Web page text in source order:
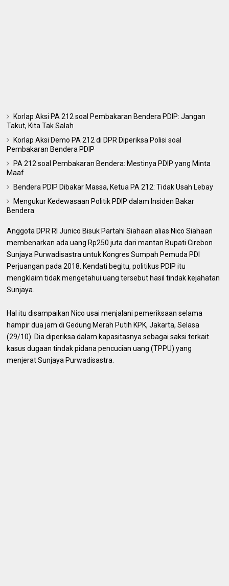
Korlap Aksi PA 212 soal Pembakaran Bendera PDIP: Jangan
Takut, Kita Tak Salah
Korlap Aksi Demo PA 212 di DPR Diperiksa Polisi soal
Pembakaran Bendera PDIP
PA 212 soal Pembakaran Bendera: Mestinya PDIP yang Minta
Maaf
Bendera PDIP Dibakar Massa, Ketua PA 212: Tidak Usah Lebay
Mengukur Kedewasaan Politik PDIP dalam Insiden Bakar
Bendera
Anggota DPR RI Junico Bisuk Partahi Siahaan alias Nico Siahaan
membenarkan ada uang Rp250 juta dari mantan Bupati Cirebon
Sunjaya Purwadisastra untuk Kongres Sumpah Pemuda PDI
Perjuangan pada 2018. Kendati begitu, politikus PDIP itu
mengklaim tidak mengetahui uang tersebut hasil tindak kejahatan
Sunjaya.
Hal itu disampaikan Nico usai menjalani pemeriksaan selama
hampir dua jam di Gedung Merah Putih KPK, Jakarta, Selasa
(29/10). Dia diperiksa dalam kapasitasnya sebagai saksi terkait
kasus dugaan tindak pidana pencucian uang (TPPU) yang
menjerat Sunjaya Purwadisastra.